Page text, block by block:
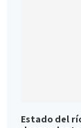
Estado del